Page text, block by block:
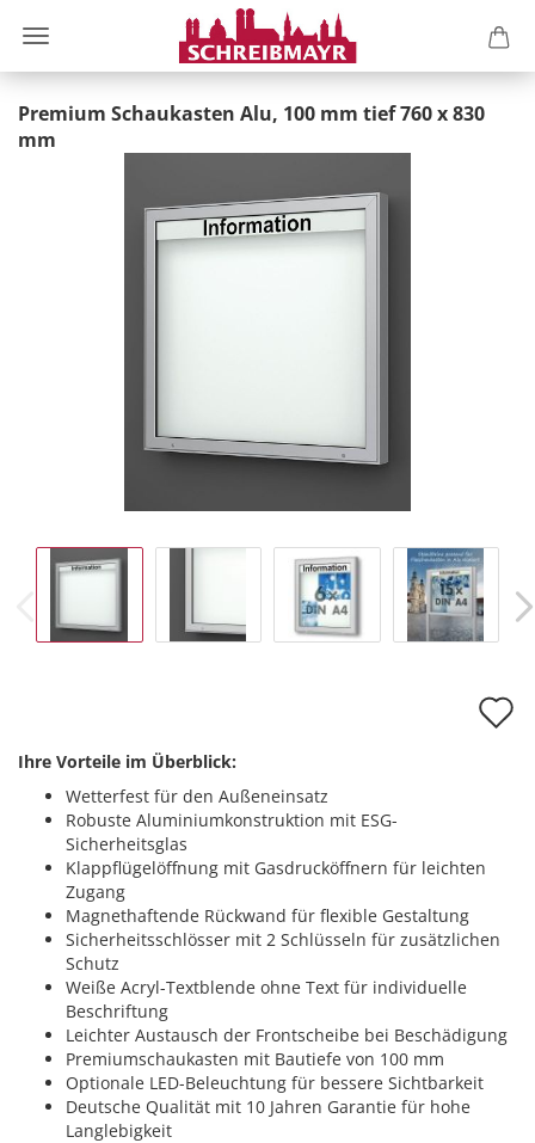
Premium Schaukasten Alu, 100 mm tief 760 x 830
mm
Ihre Vorteile im Überblick:
Wetterfest für den Außeneinsatz
Robuste Aluminiumkonstruktion mit ESG-
Sicherheitsglas
Klappflügelöffnung mit Gasdrucköffnern für leichten
Zugang
Magnethaftende Rückwand für flexible Gestaltung
Sicherheitsschlösser mit 2 Schlüsseln für zusätzlichen
Schutz
Weiße Acryl-Textblende ohne Text für individuelle
Beschriftung
Leichter Austausch der Frontscheibe bei Beschädigung
Premiumschaukasten mit Bautiefe von 100 mm
Optionale LED-Beleuchtung für bessere Sichtbarkeit
Deutsche Qualität mit 10 Jahren Garantie für hohe
Langlebigkeit